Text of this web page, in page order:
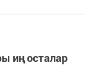
иң осталар